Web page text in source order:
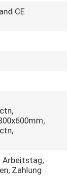
CE
Arbeitstag,
Zahlung